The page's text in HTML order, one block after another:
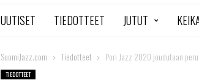
UUTISET TIEDOTTEET JUTUT
SuomiJazz.com Tiedotteet Pori Jazz 2020 joudutaan
TIEDOTTEET